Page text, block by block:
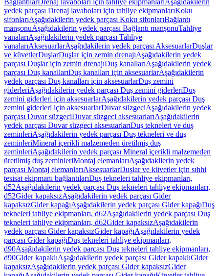
BağlantılarDrenaj lavaboları için tahliye ekipmanlarıAşağıdakilerin
yedek parçası Drenaj lavaboları için tahliye ekipmanlarıKoku
sifonlarıAşağıdakilerin yedek parçası Koku sifonlarıBağlantı
manşonuAşağıdakilerin yedek parçası Bağlantı manşonuTahliye
vanalarıAşağıdakilerin yedek parçası Tahliye
vanalarıAksesuarlarAşağıdakilerin yedek parçası AksesuarlarDuşlar
ve küvetlerDuşlarDuşlar için zemin drenajıAşağıdakilerin yedek
parçası Duşlar için zemin drenajıDuş kanallarıAşağıdakilerin yedek
parçası Duş kanallarıDuş kanalları için aksesuarlarAşağıdakilerin
yedek parçası Duş kanalları için aksesuarlarDuş zemini
giderleriAşağıdakilerin yedek parçası Duş zemini giderleriDuş
zemini giderleri için aksesuarlarAşağıdakilerin yedek parçası Duş
zemini giderleri için aksesuarlarDuvar süzgeciAşağıdakilerin yedek
parçası Duvar süzgeciDuvar süzgeci aksesuarlarıAşağıdakilerin
yedek parçası Duvar süzgeci aksesuarlarıDuş tekneleri ve duş
zeminleriAşağıdakilerin yedek parçası Duş tekneleri ve duş
zeminleriMineral içerikli malzemeden üretilmiş duş
zeminleriAşağıdakilerin yedek parçası Mineral içerikli malzemeden
üretilmiş duş zeminleriMontaj elemanlarıAşağıdakilerin yedek
parçası Montaj elemanlarıAksesuarlarDuşlar ve küvetler için sıhhi
tesisat ekipmanı bağlantılarıDuş tekneleri tahliye ekipmanları,
d52Aşağıdakilerin yedek parçası Duş tekneleri tahliye ekipmanları,
d52Gider kapaksızAşağıdakilerin yedek parçası Gider
kapaksızGider kapağıAşağıdakilerin yedek parçası Gider kapağıDuş
tekneleri tahliye ekipmanları, d62Aşağıdakilerin yedek parçası Duş
tekneleri tahliye ekipmanları, d62Gider kapaksızAşağıdakilerin
yedek parçası Gider kapaksızGider kapağıAşağıdakilerin yedek
parçası Gider kapağıDuş tekneleri tahliye ekipmanları,
d90Aşağıdakilerin yedek parçası Duş tekneleri tahliye ekipmanları,
d90Gider kapaklıAşağıdakilerin yedek parçası Gider kapaklıGider
kapaksızAşağıdakilerin yedek parçası Gider kapaksızGider